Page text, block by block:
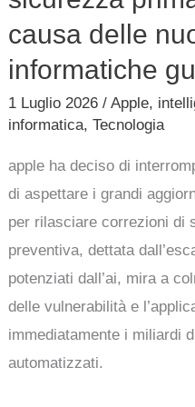
causa delle
informatiche
1 Luglio 2026/Apple,
informatica,Tecnologia
apple ha deciso di
di aspettare i grandi
per rilasciare correzioni di
preventiva, dettata
potenziati dall’ai, mira a
delle vulnerabilità e
immediatamente i miliardi
automatizzati.